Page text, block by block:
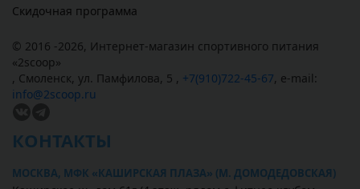
Скидочная программа
© 2016 -2026, Интернет-магазин спортивного питания
«2scoop»
, Смоленск, ул. Памфилова, 5 , +7(910)722-45-67, e-mail:
info@2scoop.ru
КОНТАКТЫ
МОСКВА, МФК «КАШИРСКАЯ ПЛАЗА» (М. ДОМОДЕДОВСКАЯ)